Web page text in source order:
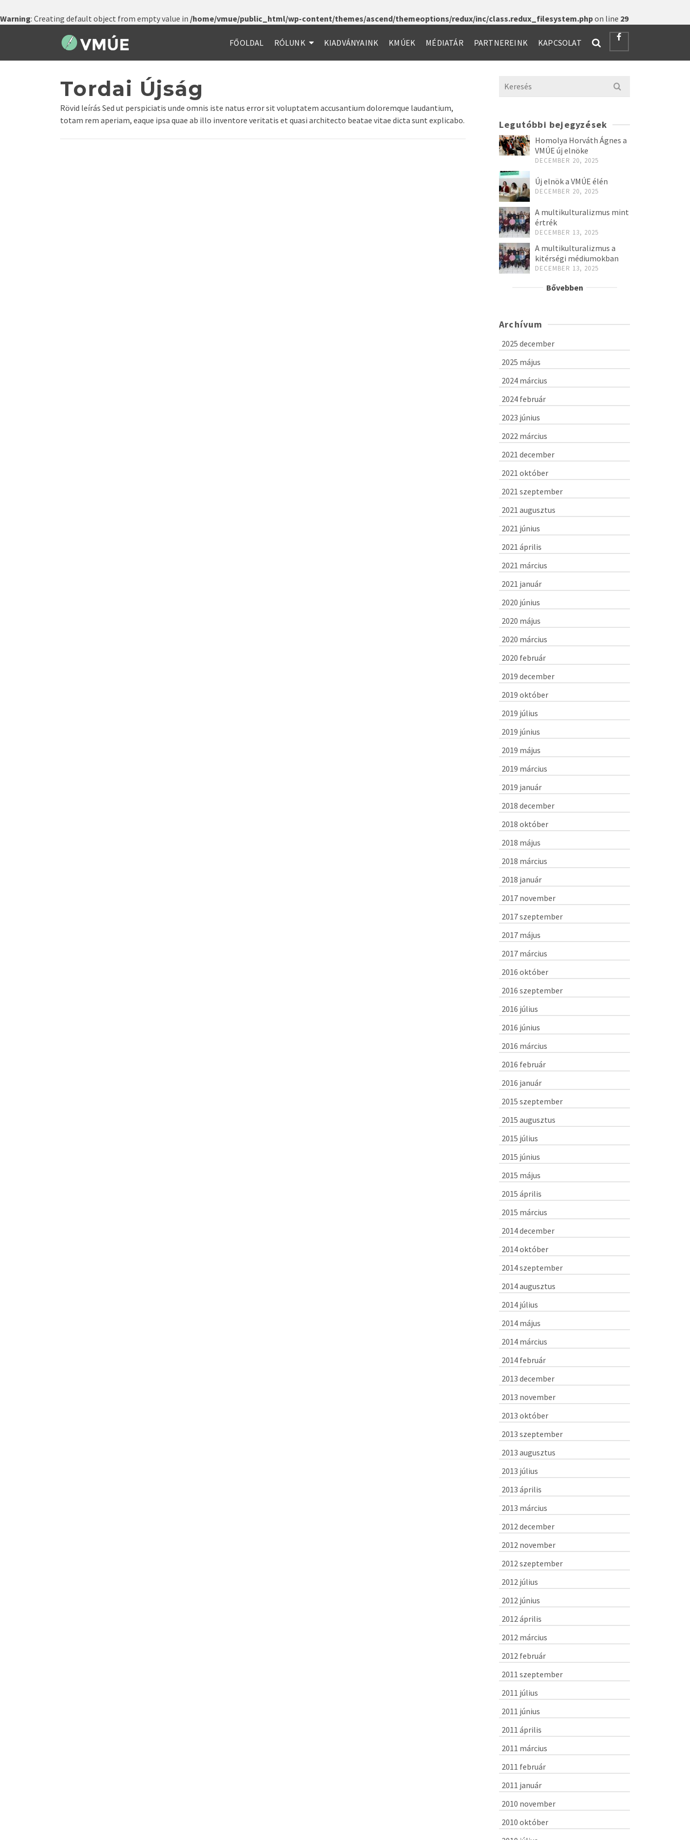
Warning: Creating default object from empty value in /home/vmue/public_html/wp-content/themes/ascend/themeoptions/redux/inc/class.redux_filesystem.phpon line 29
FŐOLDAL RÓLUNK KIADVÁNYAINK KMÚEK MÉDIATÁR PARTNEREINK KAPCSOLAT
Tordai Újság
Rövid leírás Sed ut perspiciatis unde omnis iste natus error sit voluptatem accusantium doloremque laudantium,
totam rem aperiam, eaque ipsa quae ab illo inventore veritatis et quasi architecto beatae vitae dicta sunt explicabo.
Search
for:
Legutóbbi bejegyzések
Homolya Horváth Ágnes a
VMÚE új elnöke
DECEMBER 20, 2025
Új elnök a VMÚE élén
DECEMBER 20, 2025
A multikulturalizmus mint
értrék
DECEMBER 13, 2025
A multikulturalizmus a
kitérségi médiumokban
DECEMBER 13, 2025
Bővebben
Archívum
2025 december
2025 május
2024 március
2024 február
2023 június
2022 március
2021 december
2021 október
2021 szeptember
2021 augusztus
2021 június
2021 április
2021 március
2021 január
2020 június
2020 május
2020 március
2020 február
2019 december
2019 október
2019 július
2019 június
2019 május
2019 március
2019 január
2018 december
2018 október
2018 május
2018 március
2018 január
2017 november
2017 szeptember
2017 május
2017 március
2016 október
2016 szeptember
2016 július
2016 június
2016 március
2016 február
2016 január
2015 szeptember
2015 augusztus
2015 július
2015 június
2015 május
2015 április
2015 március
2014 december
2014 október
2014 szeptember
2014 augusztus
2014 július
2014 május
2014 március
2014 február
2013 december
2013 november
2013 október
2013 szeptember
2013 augusztus
2013 július
2013 április
2013 március
2012 december
2012 november
2012 szeptember
2012 július
2012 június
2012 április
2012 március
2012 február
2011 szeptember
2011 július
2011 június
2011 április
2011 március
2011 február
2011 január
2010 november
2010 október